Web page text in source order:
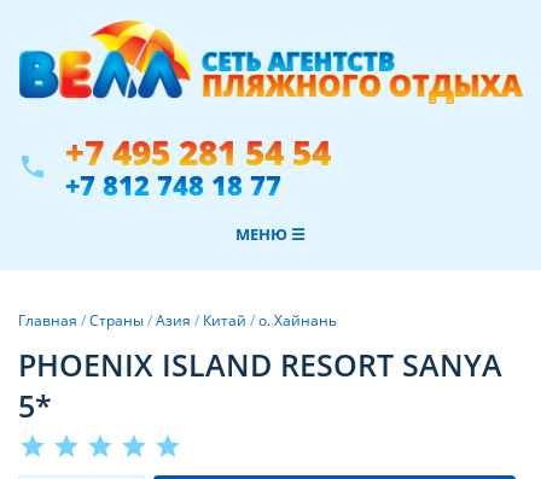
phone +7 495 281 54 54
+7 812 748 18 77
МЕНЮ ☰
Главная /Страны/Азия / Китай /о. Хайнань
PHOENIX ISLAND RESORT SANYA
5*
star star star star star